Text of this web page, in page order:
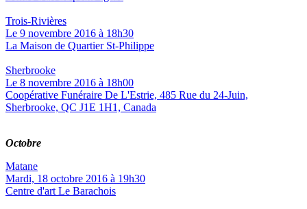
Trois-Rivières
Le 9 novembre 2016 à 18h30
La Maison de Quartier St-Philippe
Sherbrooke
Le 8 novembre 2016 à 18h00
Coopérative Funéraire De L'Estrie, 485 Rue du 24-Juin,
Sherbrooke, QC J1E 1H1, Canada
Octobre
Matane
Mardi, 18 octobre 2016 à 19h30
Centre d'art Le Barachois